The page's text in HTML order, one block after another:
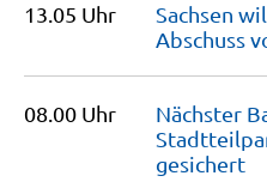
13.05 Uhr
Sachsen
Abschuss
08.00 Uhr
Nächster
gesichert